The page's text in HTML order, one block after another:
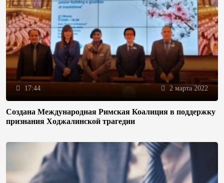
17:44 2 марта 2022
Создана Международная Римская Коалиция в поддержку
признания Ходжалинской трагедии